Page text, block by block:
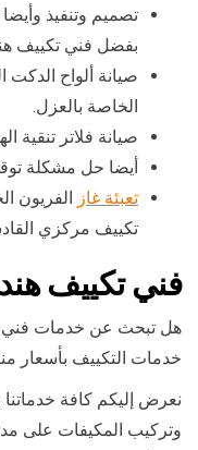
تصميم وتنفيذ
بفضل فني تكييف
صيانة ألواح الدكت
الخاصة بالعزل.
صيانة فلاتر تنقية
أيضا حل مشكلة
تعبئة غاز الفريون
تكييف مركزي
فني تكييف
هل تبحث عن خدمات فني
خدمات التكييف بأسعار
نعرض إليكم كافة
وتركيب المكيفات على